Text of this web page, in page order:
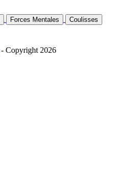
Forces Mentales
Coulisses
- Copyright 2026